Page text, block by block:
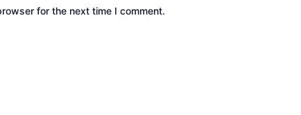
for the next time I comment.